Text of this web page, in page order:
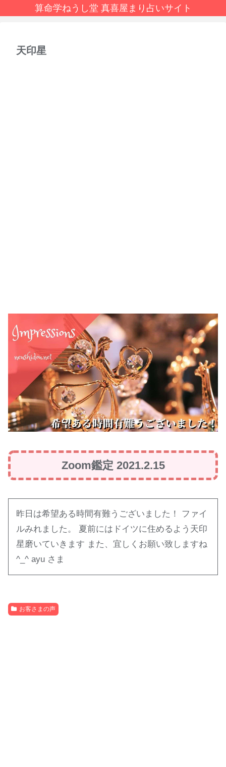
算命学ねうし堂 真喜屋まり占いサイト
天印星
Zoom鑑定 2021.2.15
昨日は希望ある時間有難うございました！ ファイ
ルみれました。 夏前にはドイツに住めるよう天印
星磨いていきます また、宜しくお願い致しますね
^_^ ayu さま
お客さまの声